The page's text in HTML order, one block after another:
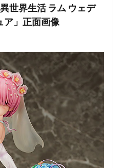
世界生活 ラム ウェデ
ア」正面画像